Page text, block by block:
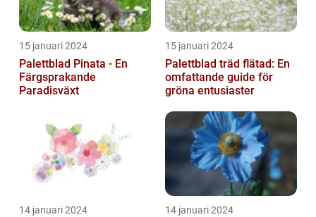
15 januari 2024
Palettblad Pinata - En
Färgsprakande
Paradisväxt
15 januari 2024
Palettblad träd flätad: En
omfattande guide för
gröna entusiaster
14 januari 2024 14 januari 2024